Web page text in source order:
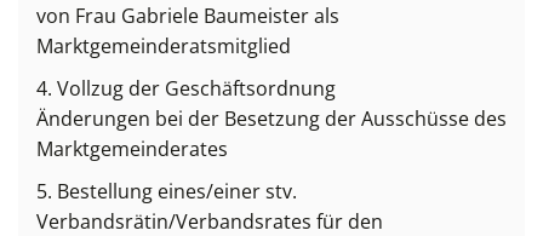
von Frau Gabriele Baumeister als
Marktgemeinderatsmitglied
4. Vollzug der Geschäftsordnung
Änderungen bei der Besetzung der Ausschüsse des
Marktgemeinderates
5. Bestellung eines/einer stv.
Verbandsrätin/Verbandsrates für den